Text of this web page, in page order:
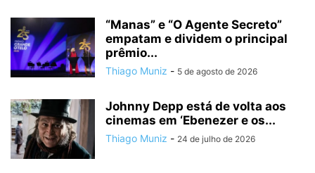
“Manas” e “O Agente Secreto”
empatam e dividem o principal
prêmio...
Thiago Muniz - 5 de agosto de 2026
Johnny Depp está de volta aos
cinemas em ‘Ebenezer e os...
Thiago Muniz - 24 de julho de 2026